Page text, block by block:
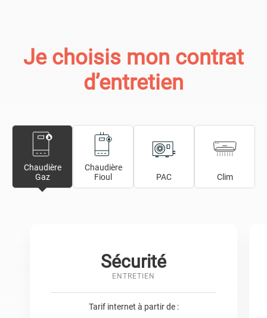
Je choisis mon contrat
d’entretien
Chaudière
Gaz
Chaudière
Fioul
PAC Clim
Sécurité
ENTRETIEN
Tarif internet à partir de :